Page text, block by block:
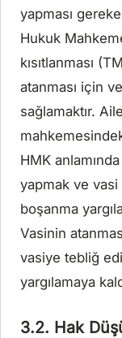
yapması
Hukuk
kısıtlanması
atanması için
sağlamaktır.
HMK
yapmak ve vasi
boşanma
Vasinin
vasiye tebliğ
yargılamaya
3.2. Hak